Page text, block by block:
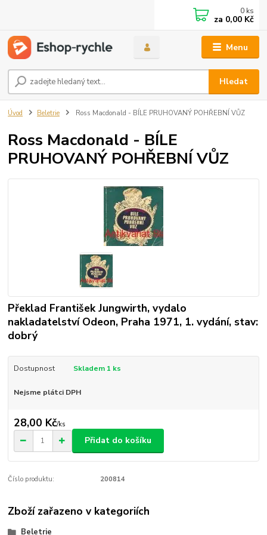
Menu
Hledat
0 ks
za 0,00 Kč
Úvod Beletrie Ross Macdonald - BÍLE PRUHOVANÝ POHŘEBNÍ VŮZ
Ross Macdonald - BÍLE
PRUHOVANÝ POHŘEBNÍ VŮZ
Překlad František Jungwirth, vydalo
nakladatelství Odeon, Praha 1971, 1. vydání, stav:
dobrý
Dostupnost Skladem 1 ks
Nejsme plátci DPH
28,00 Kč/ks
Přidat do košíku
Číslo produktu: 200814
Zboží zařazeno v kategoriích
Beletrie